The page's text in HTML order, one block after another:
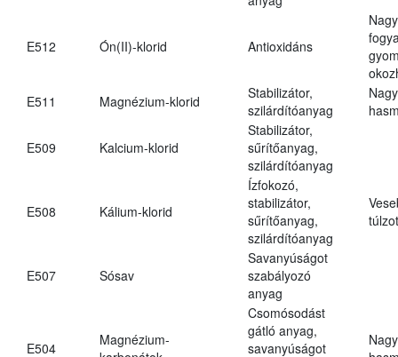
E512 Ón(II)-klorid Antioxidáns
E511
Magnézium-klorid
Stabilizátor,
szilárdítóanyag
E509 Kalcium-klorid
Stabilizátor,
sűrítőanyag,
szilárdítóanyag
E508 Kálium-klorid
Ízfokozó,
stabilizátor,
sűrítőanyag,
szilárdítóanyag
E507 Sósav
Savanyúságot
szabályozó
anyag
E504
Magnézium-
Csomósodást
gátló anyag,
savanyúságot